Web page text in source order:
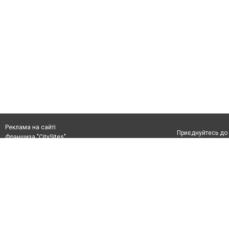
Реклама на сайті
Франшиза "CitySites"
Приєднуйтесь до